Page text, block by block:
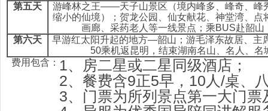
第五天
游峰林之王——天子山景区（境内峰多、峰奇、峰
缩小的仙境）；贺龙公园、仙女献花、神堂湾、点
画廊、采药老人等一线景点；乘BUS赴韶
第六天
早游红太阳升起的地方—韶山；游毛泽东故居、主
50乘机返昆明，结束湖南名山、名人、名
费用包含： 1、房二星或二星同级酒店；
2、餐费含9正5早，10人/桌、
3、门票为所列景点第一大门票